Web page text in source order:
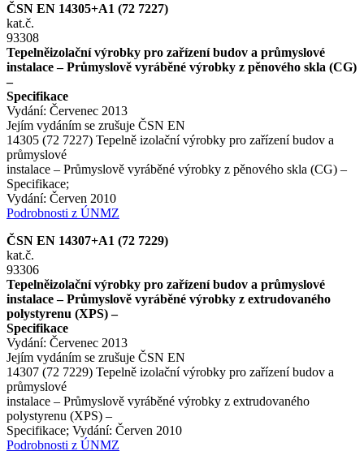
ČSN EN 14305+A1 (72 7227)
kat.č.
93308
Tepelněizolační výrobky pro zařízení budov a průmyslové
instalace – Průmyslově vyráběné výrobky z pěnového skla (CG)
–
Specifikace
Vydání: Červenec 2013
Jejím vydáním se zrušuje ČSN EN
14305 (72 7227) Tepelně izolační výrobky pro zařízení budov a
průmyslové
instalace – Průmyslově vyráběné výrobky z pěnového skla (CG) –
Specifikace;
Vydání: Červen 2010
Podrobnosti z ÚNMZ
ČSN EN 14307+A1 (72 7229)
kat.č.
93306
Tepelněizolační výrobky pro zařízení budov a průmyslové
instalace – Průmyslově vyráběné výrobky z extrudovaného
polystyrenu (XPS) –
Specifikace
Vydání: Červenec 2013
Jejím vydáním se zrušuje ČSN EN
14307 (72 7229) Tepelně izolační výrobky pro zařízení budov a
průmyslové
instalace – Průmyslově vyráběné výrobky z extrudovaného
polystyrenu (XPS) –
Specifikace; Vydání: Červen 2010
Podrobnosti z ÚNMZ